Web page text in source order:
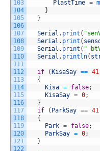
103
104
105
106
107
108
109
110
111
112
113
114
115
116
117
118
119
120
121
122
PlastTime =
}
}
Serial . print (
Serial . print (
Serial . print ( "
Serial . println(
if ( KisaSay == 41
{
Kisa = false;
KisaSay = 0;
}
if
( ParkSay == 41
{
Park = false;
ParkSay = 0;
}